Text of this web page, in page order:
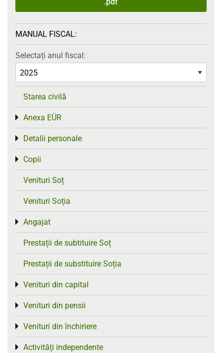
MANUAL FISCAL:
Selectați anul fiscal:
Starea civilă
Anexa EÜR
Toggle menu
Detalii personale
Toggle menu
Copii
Toggle menu
Venituri Soț
Venituri Soția
Angajat
Toggle menu
Prestații de subtituire Soț
Prestații de substituire Soția
Venituri din capital
Toggle menu
Venituri din pensii
Toggle menu
Venituri din închiriere
Toggle menu
Activități independente
Toggle menu